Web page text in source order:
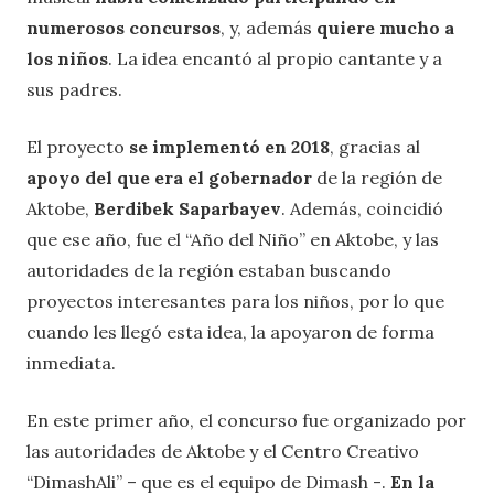
numerosos concursos, y, además quiere mucho a
los niños. La idea encantó al propio cantante y a
sus padres.
El proyecto se implementó en 2018, gracias al
apoyo del que era el gobernador de la región de
Aktobe, Berdibek Saparbayev. Además, coincidió
que ese año, fue el “Año del Niño” en Aktobe, y las
autoridades de la región estaban buscando
proyectos interesantes para los niños, por lo que
cuando les llegó esta idea, la apoyaron de forma
inmediata.
En este primer año, el concurso fue organizado por
las autoridades de Aktobe y el Centro Creativo
“DimashAli” – que es el equipo de Dimash -. En la